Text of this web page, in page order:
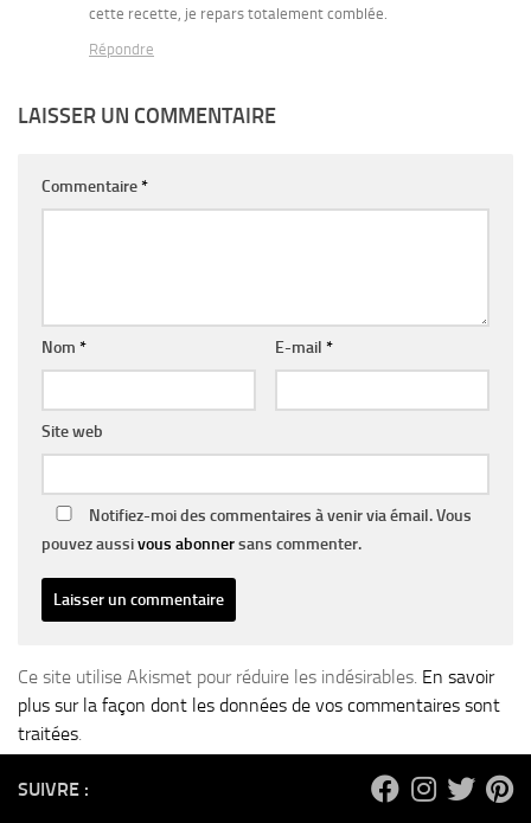
cette recette, je repars totalement comblée.
Répondre
LAISSER UN COMMENTAIRE
Commentaire*
Nom * E-mail *
Site web
Notifiez-moi des commentaires à venir via émail. Vous
pouvez aussivous abonnersans commenter.
Ce site utilise Akismet pour réduire les indésirables. En savoir
plus sur la façon dont les données de vos commentaires sont
traitées
SUIVRE :